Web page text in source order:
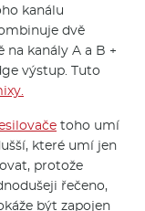
kanálu
dvě
na kanály A a B +
výstup. Tuto
toho umí
které umí jen
protože
řečeno,
být zapojen